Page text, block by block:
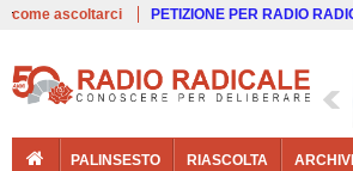
come ascoltarci PETIZIONE PER RADIO
PALINSESTO RIASCOLTA